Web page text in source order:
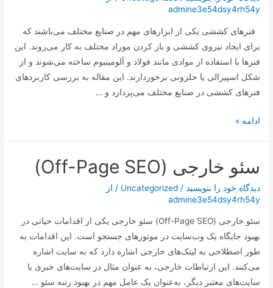
امروز
به
پایان
می‌رسد
admine3e54dsy4rh54y
فنرهای کششی یکی از ابزارهای مهم در صنایع مختلف می‌باشند که
برای ایجاد نیروی کششی و باز کردن موراد مختلف به کار می‌روند. این
فنرها با استفاده از موادی مانند فولاد و آلومینیوم ساخته می‌شوند و از
شکل اسپیرالی یا حلزونی برخوردارند. این مقاله به بررسی کاربردهای
فنرهای کششی در صنایع مختلف می‌پردازد و …
:
کششی
صنایع
ادامه »
سئو خارجی (Off-Page SEO)
دیدگاه‌ خود را بنویسید /
Uncategorized / از
admine3e54dsy4rh54y
سئو خارجی (Off-Page SEO) سئو خارجی یکی از اقدامات حیاتی در
بهبود جایگاه یک وب‌سایت در موتورهای جستجو است. این اقدامات به
طور اصطلاحی به لینک‌های خارجی اشاره دارد که به سایت اشاره
می‌کنند. این ارتباطات خارجی، به عنوان مثال در سایت‌های خبری یا
سایت‌های معتبر دیگر، به‌عنوان یک عامل مهم در بهبود رتبه سئو …